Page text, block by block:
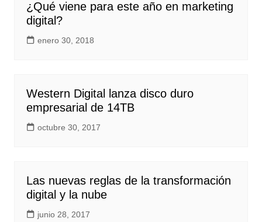
¿Qué viene para este año en marketing
digital?
enero 30, 2018
Western Digital lanza disco duro
empresarial de 14TB
octubre 30, 2017
Las nuevas reglas de la transformación
digital y la nube
junio 28, 2017